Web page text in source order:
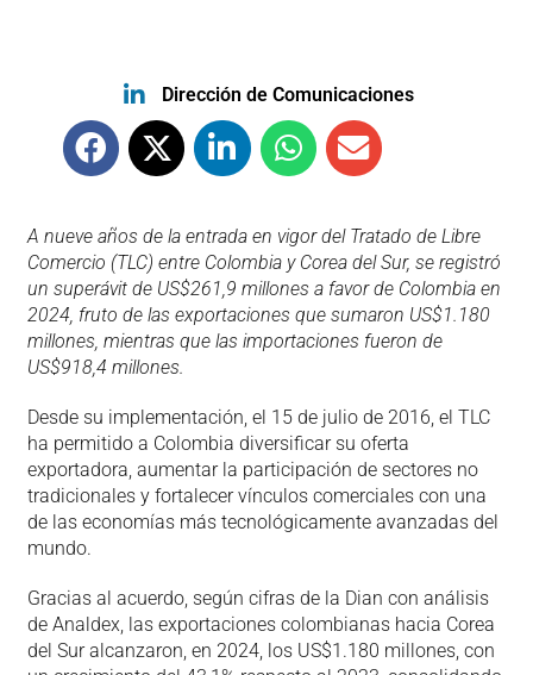
Dirección de Comunicaciones
A nueve años de la entrada en vigor del Tratado de Libre
Comercio (TLC) entre Colombia y Corea del Sur, se registró
un superávit de US$261,9 millones a favor de Colombia en
2024, fruto de las exportaciones que sumaron US$1.180
millones, mientras que las importaciones fueron de
US$918,4 millones.
Desde su implementación, el 15 de julio de 2016, el TLC
ha permitido a Colombia diversificar su oferta
exportadora, aumentar la participación de sectores no
tradicionales y fortalecer vínculos comerciales con una
de las economías más tecnológicamente avanzadas del
mundo.
Gracias al acuerdo, según cifras de la Dian con análisis
de Analdex, las exportaciones colombianas hacia Corea
del Sur alcanzaron, en 2024, los US$1.180 millones, con